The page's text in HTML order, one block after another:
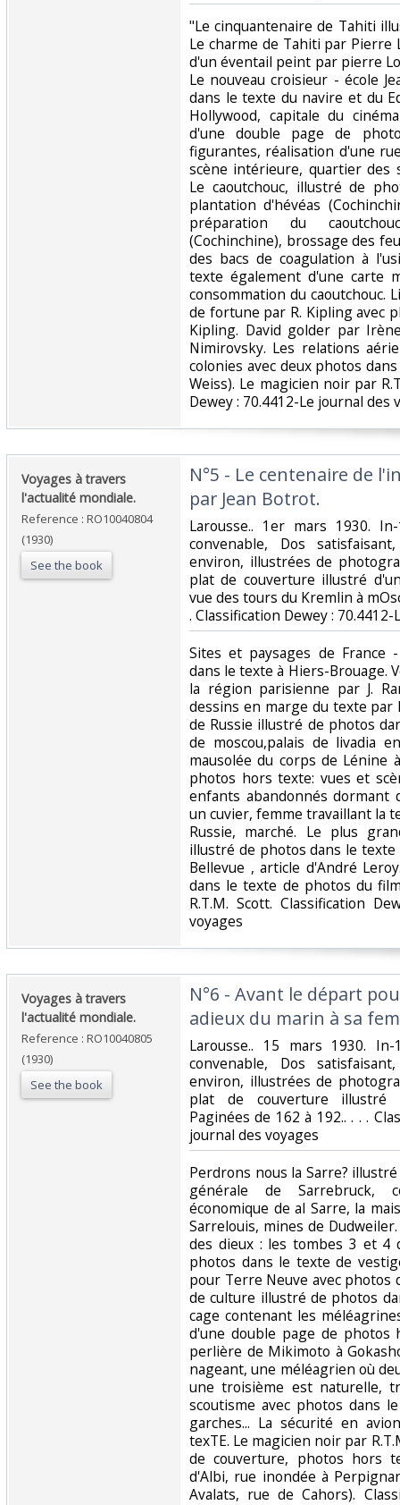
‎"Le cinquantenaire de Tahiti
Le charme de Tahiti par
d'un éventail peint par pierre
Le nouveau croisieur - école
dans le texte du navire et du
Hollywood, capitale du
d'une double page de
figurantes, réalisation d'une
scène intérieure, quartier des
Le caoutchouc, illustré de
plantation d'hévéas
préparation du
(Cochinchine), brossage des
des bacs de coagulation à
texte également d'une carte
consommation du caoutchouc.
de fortune par R. Kipling avec
Kipling. David golder par
Nimirovsky. Les relations
colonies avec deux photos
Weiss). Le magicien noir par
Dewey : 70.4412-Le journal des
‎Voyages à travers
l'actualité mondiale.‎
Reference : RO10040804
(1930)
See the book
‎N°5 - Le centenaire de
par Jean Botrot.‎
‎Larousse.. 1er mars 1930.
convenable, Dos
environ, illustrées de
plat de couverture illustré
vue des tours du Kremlin à
. Classification Dewey :
‎Sites et paysages de France
dans le texte à Hiers-Brouage.
la région parisienne par J.
dessins en marge du texte
de Russie illustré de photos
de moscou,palais de livadia
mausolée du corps de Lénine
photos hors texte: vues et
enfants abandonnés dormant
un cuvier, femme travaillant la
Russie, marché. Le plus
illustré de photos dans le
Bellevue , article d'André
dans le texte de photos du
R.T.M. Scott. Classification
voyages‎
‎Voyages à travers
l'actualité mondiale.‎
Reference : RO10040805
(1930)
See the book
‎N°6 - Avant le départ
adieux du marin à sa
‎Larousse.. 15 mars 1930.
convenable, Dos
environ, illustrées de
plat de couverture illustré
Paginées de 162 à 192.. . . .
journal des voyages‎
‎Perdrons nous la Sarre?
générale de Sarrebruck,
économique de al Sarre, la
Sarrelouis, mines de
des dieux : les tombes 3 et 4
photos dans le texte de
pour Terre Neuve avec photos
de culture illustré de photos
cage contenant les
d'une double page de
perlière de Mikimoto à
nageant, une méléagrien où
une troisième est naturelle,
scoutisme avec photos dans
garches... La sécurité en
texTE. Le magicien noir par
de couverture, photos hors
d'Albi, rue inondée à
Avalats, rue de Cahors).